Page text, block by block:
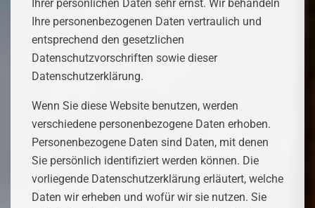
Ihrer persönlichen Daten sehr ernst. Wir behandeln
Ihre personenbezogenen Daten vertraulich und
entsprechend den gesetzlichen
Datenschutzvorschriften sowie dieser
Datenschutzerklärung.
Wenn Sie diese Website benutzen, werden
verschiedene personenbezogene Daten erhoben.
Personenbezogene Daten sind Daten, mit denen
Sie persönlich identifiziert werden können. Die
vorliegende Datenschutzerklärung erläutert, welche
Daten wir erheben und wofür wir sie nutzen. Sie